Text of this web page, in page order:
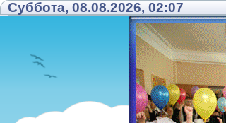
Суббота, 08.08.2026, 02:07